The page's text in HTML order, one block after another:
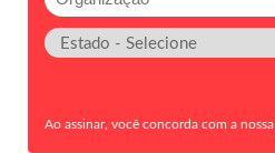
Ao assinar, você concorda com a nossa